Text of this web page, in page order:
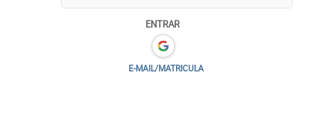
ENTRAR
E-MAIL/MATRICULA